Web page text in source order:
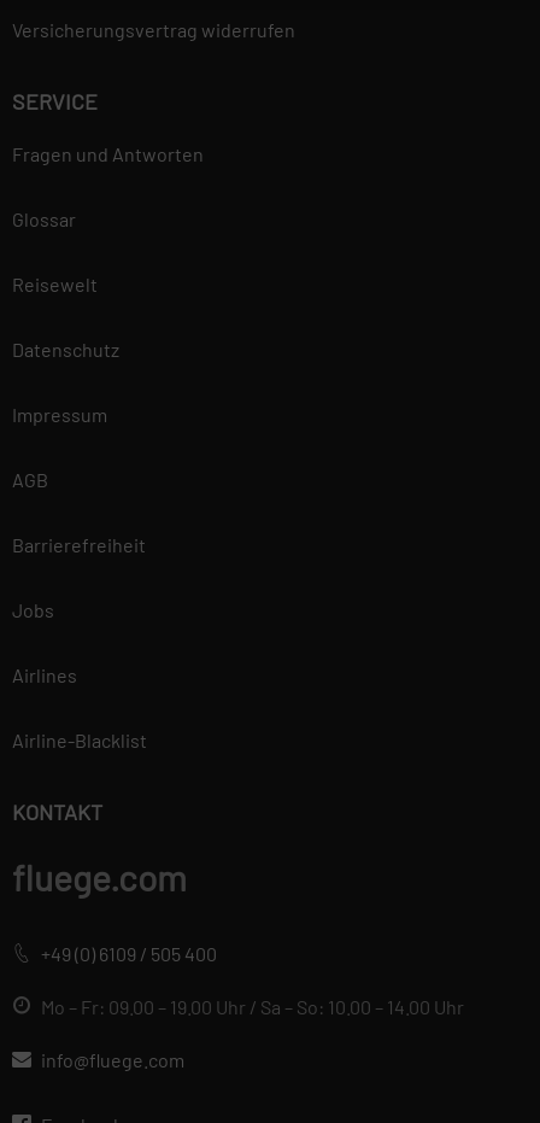
Versicherungsvertrag widerrufen
SERVICE
Fragen und Antworten
Glossar
Reisewelt
Datenschutz
Impressum
AGB
Barrierefreiheit
Jobs
Airlines
Airline-Blacklist
KONTAKT
fluege.com
+49 (0) 6109 / 505 400
Mo – Fr: 09.00 – 19.00 Uhr / Sa – So: 10.00 – 14.00 Uhr
info@fluege.com